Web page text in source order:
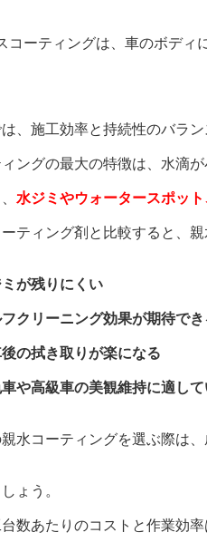
コーティングは、車のボディ
施工効率と持続性のバラン
グの最大の特徴は、水滴が
水ジミやウォータースポッ
ィング剤と比較すると、親
ミが残りにくい
ーニング効果が期待でき
き取りが楽になる
級車の美観維持に適して
コーティングを選ぶ際は、
ょう。
あたりのコストと作業効率